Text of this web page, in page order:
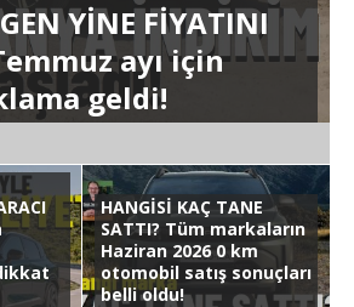
YİNE FİYATINI
ayı için
geldi!
HANGİSİ KAÇ TANE
SATTI? Tüm markaların
Haziran 2026 0 km
otomobil satış sonuçları
belli oldu!